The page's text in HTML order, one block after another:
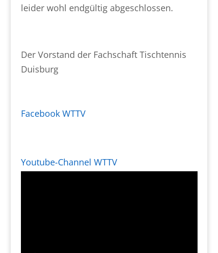
leider wohl endgültig abgeschlossen.
Der Vorstand der Fachschaft Tischtennis
Duisburg
Facebook WTTV
Youtube-Channel WTTV